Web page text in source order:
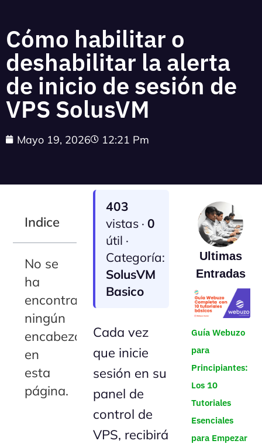
Cómo habilitar o
deshabilitar la alerta
de inicio de sesión de
VPS SolusVM
Mayo 19, 2026 12:21 Pm
Indice
No se
ha
encontrado
ningún
encabezado
en
esta
página.
403
vistas ·0
útil ·
Categoría:
SolusVM
Basico
Cada vez
que inicie
sesión en su
panel de
control de
VPS, recibirá
Ultimas
Entradas
Guía Webuzo
para
Principiantes:
Los 10
Tutoriales
Esenciales
para Empezar